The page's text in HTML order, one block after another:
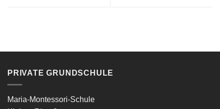
PRIVATE GRUNDSCHULE
Maria-Montessori-Schule